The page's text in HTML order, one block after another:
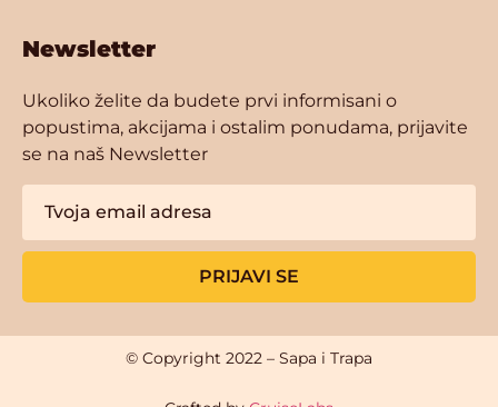
Newsletter
Ukoliko želite da budete prvi informisani o
popustima, akcijama i ostalim ponudama, prijavite
se na naš Newsletter
PRIJAVI SE
© Copyright 2022 – Sapa i Trapa